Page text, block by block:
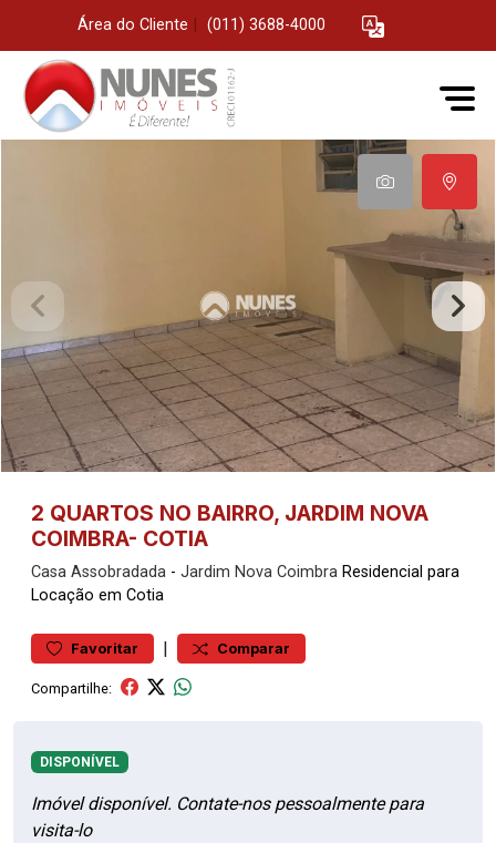
Área do Cliente (011) 3688-4000
2 QUARTOS NO BAIRRO, JARDIM NOVA
COIMBRA- COTIA
Casa Assobradada - Jardim Nova Coimbra Residencial para
Locação em Cotia
Favoritar | Comparar
Compartilhe:
DISPONÍVEL
Imóvel disponível. Contate-nos pessoalmente para
visita-lo